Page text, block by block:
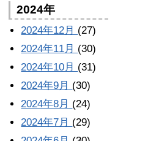
2024年
2024年12月 (27)
2024年11月 (30)
2024年10月 (31)
2024年9月 (30)
2024年8月 (24)
2024年7月 (29)